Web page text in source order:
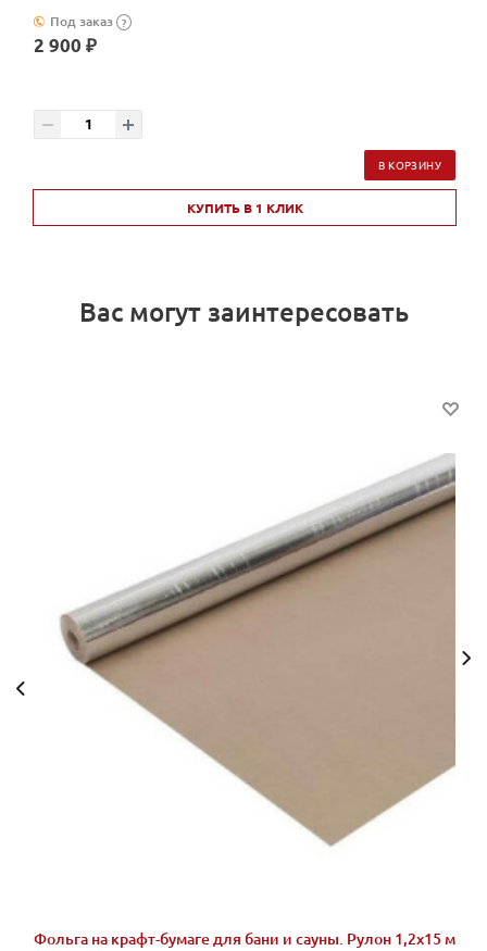
Под заказ ?
2 900 ₽
В КОРЗИНУ
КУПИТЬ В 1 КЛИК
Вас могут заинтересовать
Фольга на крафт-бумаге для бани и сауны. Рулон 1,2х15 м